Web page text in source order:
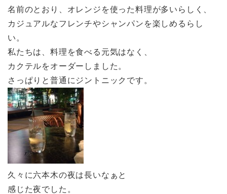
名前のとおり、オレンジを使った料理が多いらしく、
カジュアルなフレンチやシャンパンを楽しめるらし
い。
私たちは、料理を食べる元気はなく、
カクテルをオーダーしました。
さっぱりと普通にジントニックです。
久々に六本木の夜は長いなぁと
感じた夜でした。